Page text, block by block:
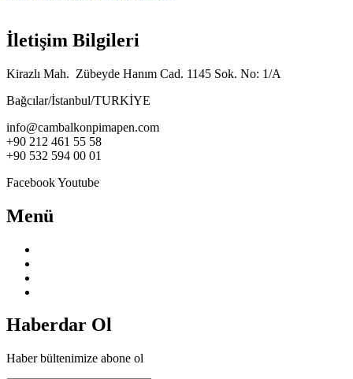
İletişim Bilgileri
Kirazlı Mah. Zübeyde Hanım Cad. 1145 Sok. No: 1/A
Bağcılar/İstanbul/TURKİYE
info@cambalkonpimapen.com
+90 212 461 55 58
+90 532 594 00 01
FacebookYoutube
Menü
Haberdar Ol
Haber bültenimize abone ol